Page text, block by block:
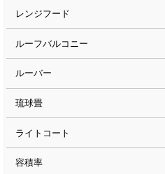
レンジフード
ルーフバルコニー
ルーバー
琉球畳
ライトコート
容積率